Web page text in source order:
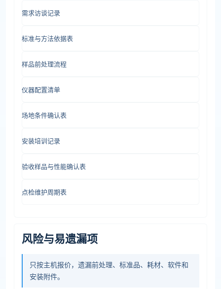
需求访谈记录
标准与方法依据表
样品前处理流程
仪器配置清单
场地条件确认表
安装培训记录
验收样品与性能确认表
点检维护周期表
风险与易遗漏项
只按主机报价，遗漏前处理、标准品、耗材、软件和
安装附件。